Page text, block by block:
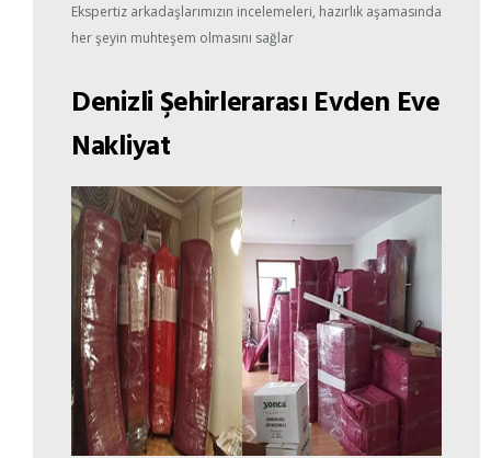
Ekspertiz arkadaşlarımızın incelemeleri, hazırlık aşamasında
her şeyin muhteşem olmasını sağlar
Denizli Şehirlerarası Evden Eve
Nakliyat